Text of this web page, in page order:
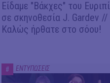
Είδαμε "Βάκχες" του
σε σκηνοθεσία J. Gardev //
Καλώς ήρθατε στο σόου!
# ΕΝΤΥΠΩΣΕΙΣ